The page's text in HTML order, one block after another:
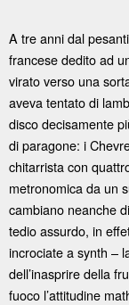
A tre anni dal
francese dedito ad
virato verso una
aveva tentato di
disco decisamente
di paragone: i
chitarrista con
metronomica da un
cambiano neanche
tedio assurdo, in
incrociate a synth –
dell’inasprire della
fuoco l’attitudine